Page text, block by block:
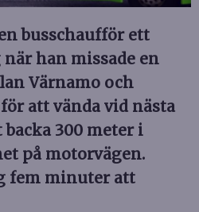
busschaufför ett
han missade en
Värnamo och
att vända vid nästa
300 meter i
på motorvägen.
fem minuter att